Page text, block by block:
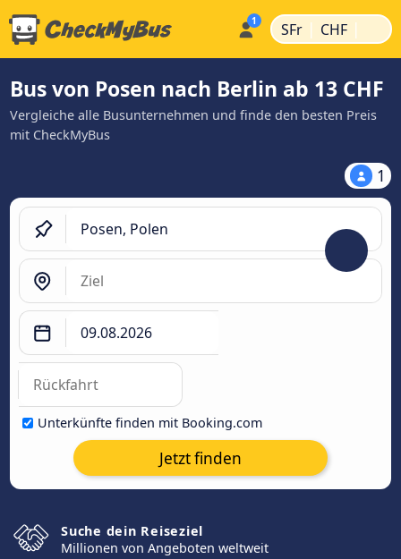
SFr | CHF |
Bus von Posen nach Berlin ab 13 CHF
Vergleiche alle Busunternehmen und finde den besten Preis
mit CheckMyBus
1
Unterkünfte finden mit Booking.com
Jetzt finden
Suche dein Reiseziel
Millionen von Angeboten weltweit